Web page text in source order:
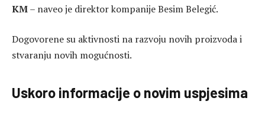
KM– naveo je direktor kompanije Besim Belegić.
Dogovorene su aktivnosti na razvoju novih proizvoda i
stvaranju novih mogućnosti.
Uskoro informacije o novim uspjesima